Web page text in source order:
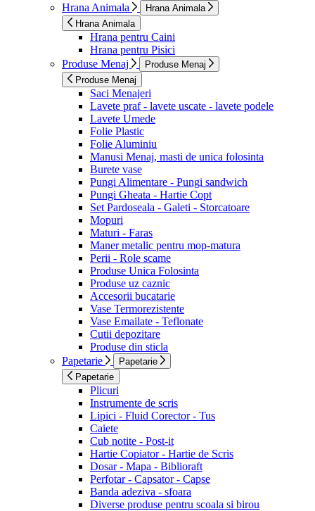
Hrana Animala
Hrana Animala
Hrana Animala
Hrana pentru Caini
Hrana pentru Pisici
Produse Menaj
Produse Menaj
Produse Menaj
Saci Menajeri
Lavete praf - lavete uscate - lavete podele
Lavete Umede
Folie Plastic
Folie Aluminiu
Manusi Menaj, masti de unica folosinta
Burete vase
Pungi Alimentare - Pungi sandwich
Pungi Gheata - Hartie Copt
Set Pardoseala - Galeti - Storcatoare
Mopuri
Maturi - Faras
Maner metalic pentru mop-matura
Perii - Role scame
Produse Unica Folosinta
Produse uz caznic
Accesorii bucatarie
Vase Termorezistente
Vase Emailate - Teflonate
Cutii depozitare
Produse din sticla
Papetarie
Papetarie
Papetarie
Plicuri
Instrumente de scris
Lipici - Fluid Corector - Tus
Caiete
Cub notite - Post-it
Hartie Copiator - Hartie de Scris
Dosar - Mapa - Biblioraft
Perfotar - Capsator - Capse
Banda adeziva - sfoara
Diverse produse pentru scoala si birou